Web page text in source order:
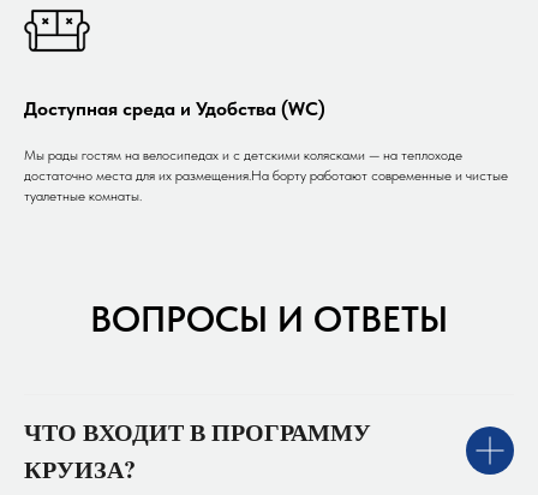
Доступная среда и Удобства (WC)
Мы рады гостям на велосипедах и с детскими колясками — на теплоходе
достаточно места для их размещения.На борту работают современные и чистые
туалетные комнаты.
ВОПРОСЫ И ОТВЕТЫ
ЧТО ВХОДИТ В ПРОГРАММУ
КРУИЗА?